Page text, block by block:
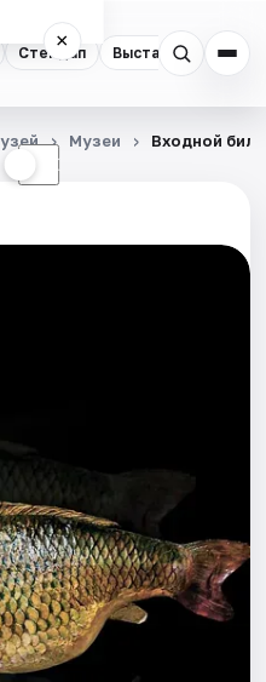
Стендап Выставки
×
☾
Музеи Входной